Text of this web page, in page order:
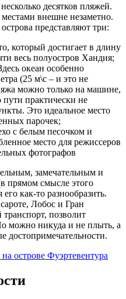
десятков пляжей.
внешне незаметно.
представляют три:
который достигает в длину
весь полуостров Хандия;
океан особенно
(25 м\с – и это не
можно только на машине,
пути практически не
Это идеальное место
парочек;
с белым песочком и
место для режиссеров
фотографов
замечательным и
прямом смысле этого
как-то разнообразить.
Лобос и Гран
позволит
можно никуда и не плыть, а
достопримечательности.